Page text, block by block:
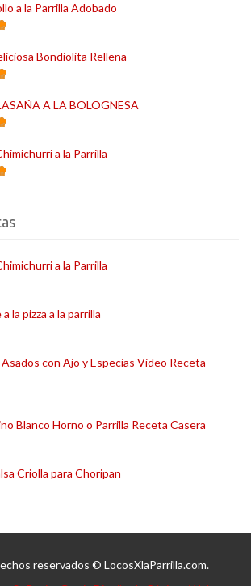
a la Parrilla Adobado
Bondiolita Rellena
A LA BOLOGNESA
a la Parrilla
a la Parrilla
la pizza a la parrilla
con Ajo y Especias Video Receta
Blanco Horno o Parrilla Receta Casera
Criolla para Choripan
reservados © LocosXlaParrilla.com.